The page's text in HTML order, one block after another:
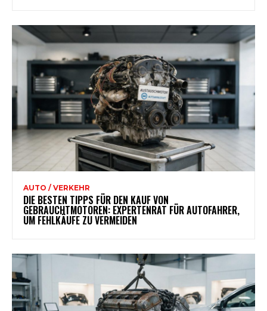
AUTO / VERKEHR
DIE BESTEN TIPPS FÜR DEN KAUF VON
GEBRAUCHTMOTOREN: EXPERTENRAT FÜR AUTOFAHRER,
UM FEHLKÄUFE ZU VERMEIDEN